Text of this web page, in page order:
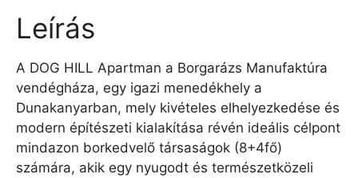
Leírás
A DOG HILL Apartman a Borgarázs Manufaktúra
vendégháza, egy igazi menedékhely a
Dunakanyarban, mely kivételes elhelyezkedése és
modern építészeti kialakítása révén ideális célpont
mindazon borkedvelő társaságok (8+4fő)
számára, akik egy nyugodt és természetközeli